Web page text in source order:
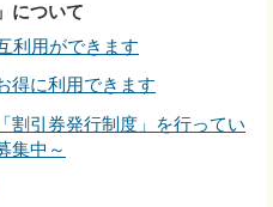
について
利用ができます
得に利用できます
割引券発行制度」を行ってい
集中～